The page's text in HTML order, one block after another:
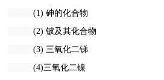
(1) 砷的化合物
(2) 铍及其化合物
(3) 三氧化二锑
(4)三氧化二镍